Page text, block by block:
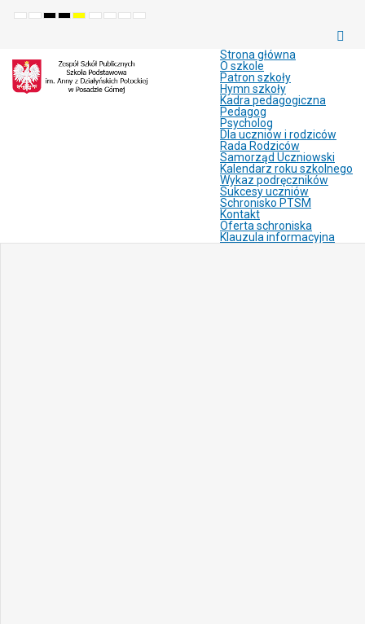
Default
NightHigh
mode
High
mode
High
mode
SetSetMake
Set
Strona główna
O szkole
Patron szkoły
Hymn szkoły
Kadra pedagogiczna
Pedagog
Psycholog
Dla uczniów i rodziców
Rada Rodziców
Samorząd Uczniowski
Kalendarz roku szkolnego
Wykaz podręczników
Sukcesy uczniów
Schronisko PTSM
Kontakt
Oferta schroniska
Klauzula informacyjna